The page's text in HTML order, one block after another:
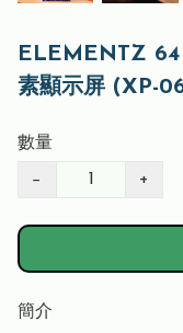
ELEMENTZ
素顯示屏 (XP-
數量
− +
簡介